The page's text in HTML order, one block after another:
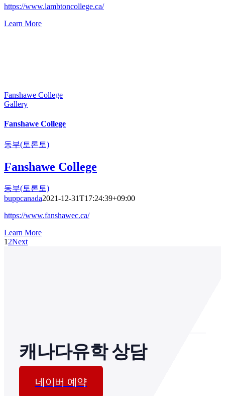
https://www.lambtoncollege.ca/
Learn More
Fanshawe College
Gallery
Fanshawe College
동부(토론토)
Fanshawe College
동부(토론토)
buppcanada2021-12-31T17:24:39+09:00
https://www.fanshawec.ca/
Learn More
12Next
캐나다유학 상담
네이버 예약